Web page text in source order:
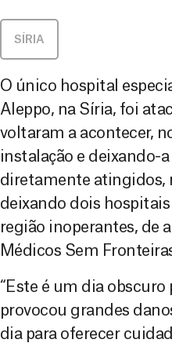
SÍRIA
O único hospital
Aleppo, na Síria, foi
voltaram a acontecer,
instalação e deixando-
diretamente atingidos,
deixando dois
região inoperantes, de
Médicos Sem
“Este é um dia
provocou grandes
dia para oferecer